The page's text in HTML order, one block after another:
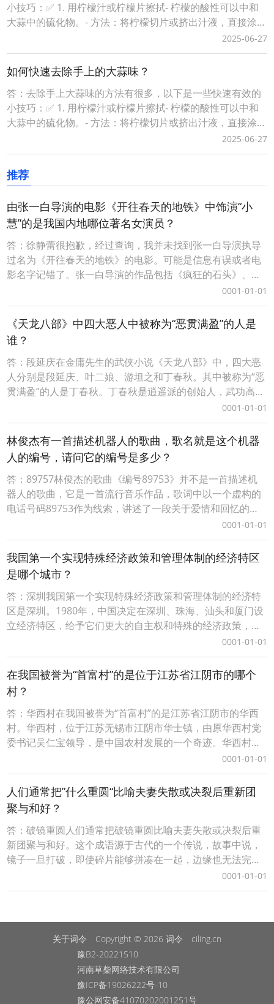
小技巧：✅ 1. 用柠檬汁或柠檬片擦拭- 柠檬的酸性可以中和
大蒜中的硫化物。- 方法：将柠檬切片或挤出汁液，直接涂抹
在手上，轻轻揉搓后冲洗干净。✅ 2. 用小苏打（苏打粉）搓
手- 小苏打具有吸附异味的作用。- 方法：取少量小苏打加水
调成糊状，搓洗双手，再用清水冲洗。✅ 3. 用肥皂洗手（特
别是含酶的洗衣皂）-
2025-06-27
如何快速去除手上的大蒜味？
答：去除手上大蒜味的方法有很多，以下是一些快速有效的
小技巧：✅ 1. 用柠檬汁或柠檬片擦拭- 柠檬的酸性可以中和
大蒜中的硫化物。- 方法：将柠檬切片或挤出汁液，直接涂抹
在手上，轻轻揉搓后冲洗干净。✅ 2. 用小苏打（苏打粉）搓
手- 小苏打具有吸附异味的作用。- 方法：取少量小苏打加水
调成糊状，搓洗双手，再用清水冲洗。✅ 3. 用肥皂洗手（特
别是含酶的洗衣皂）-
2025-06-27
推荐
由张一白导演的电影《开往春天的地铁》中饰演“小
慧”的是我国内地哪位著名女演员？
答：徐静蕾很抱歉，经过查询，我并未找到张一白导演执导
过名为《开往春天的地铁》的电影。可能是信息有误或者电
影名字记错了。张一白导演的作品包括《疯狂的石头》、
《记忆碎片》、《匆匆那年》等，但并没有找到确切的与你
提到的电影名对应的作品。如果你能提供更多信息，我会更
好地帮助你。 徐静蕾很抱歉，经过查询，我并未找到张一白
导演执导过名为《开往春天的地铁》的电影。可能是信息有
0001-01-01
《天龙八部》中四大恶人中被称为“恶贯满盈”的人是
谁？
答：段延庆在金庸先生的武侠小说《天龙八部》中，四大恶
人分别是段延庆、叶二娘、游坦之和丁春秋。其中被称为“恶
贯满盈”的人是丁春秋。丁春秋是逍遥派的创始人，武功高
强，性格阴险狡诈，他以残忍毒辣著称，对待敌人从不留
情，手段极其狠辣。他的恶行累累，不仅杀害了许多无辜之
人，还在江湖上制造了许多惨剧。他的绰号“恶贯满盈”意指
他的罪行之多，恶行昭彰，如同罪恶之杯已满，达到了极
0001-01-01
林俊杰有一首描述机器人的歌曲，歌名就是这个机器
人的编号，请问它的编号是多少？
答：89757林俊杰的歌曲《编号89753》并不是一首描述机
器人的歌曲，它是一首流行音乐作品，歌词中以一个虚构的
电话号码89753作为线索，讲述了一段关于爱情和回忆的故
事。虽然歌曲中的89753有时会被听众解读为机器人编号，
但这并非歌曲的主题。 89757林俊杰的歌曲《编号89753》
并不是一首描述机器人的歌曲，它是一首流行音乐作品，歌
词中以一个虚构的电话号码8
0001-01-01
我国第一个实现特殊经济政策和管理体制的经济特区
是哪个城市？
答：深圳我国第一个实现特殊经济政策和管理体制的经济特
区是深圳。1980年，中国决定在深圳、珠海、汕头和厦门设
立经济特区，给予它们更大的自主权和特殊的经济政策，以
吸引外资、引进先进技术和管理经验，促进经济发展。深圳
作为其中的代表，迅速从一个边陲小镇发展成为国际化大都
市，成为中国对外开放的重要窗口和试验田，体现了改革开
放的重要成果。 深圳我国第一个实现特殊经济政策和
0001-01-01
在我国被誉为“首富村”的是位于江苏省江阴市的哪个
村？
答：华西村在我国被誉为“首富村”的是江苏省江阴市的华西
村。华西村，位于江苏无锡市江阴市华士镇，由原华西村党
委书记吴仁宝领导，是中国农村发展的一个奇迹。华西村以
其集体经济的繁荣和村民的富裕而闻名，成为中国现代化农
村的典型代表。吴仁宝带领华西村大力发展工业、农业、旅
游业等，实现了共同富裕，使得华西村的村民人均收入远超
全国平均水平，因此被称为“首富村”。 华西村在我国
0001-01-01
人们通常把”什么重圆“比喻夫妻失散或决裂后重新团
聚与和好？
答：破镜重圆人们通常把破镜重圆比喻夫妻失散或决裂后重
新团聚与和好。这个成语源于古代的一个传说，故事中说，
镜子一旦打破，即使碎片能够拼凑在一起，边缘也无法完全
吻合，总会留下缝隙。因此，破镜难重圆表示事情无法恢复
到原状。但后来人们用破镜重圆来象征夫妻之间经历了困难
0001-01-01
关于词令 Copyright © 2026 词令
ciling.cn
豫B2-20221510
河南草柴网络技术有限公司
豫ICP备19026222号-10
豫公网安备41070202001251号